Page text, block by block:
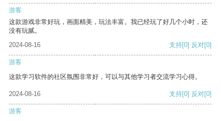
游客
这款游戏非常好玩，画面精美，玩法丰富。我已经玩了好几个小时，还
没有玩腻。
2024-08-16
支持[0] 反对[0]
游客
这款学习软件的社区氛围非常好，可以与其他学习者交流学习心得。
2024-08-16 支持[0] 反对[0]
游客